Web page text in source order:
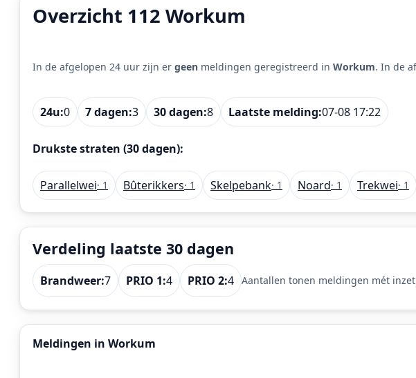
Overzicht 112 Workum
In de afgelopen 24 uur zijn er geen meldingen geregistreerd in Workum. In de
24u:0 7 dagen:3 30 dagen:8 Laatste melding:07-08 17:22
Drukste straten (30 dagen):
Parallelwei· 1 Bûterikkers· 1 Skelpebank· 1 Noard· 1 Trekwei· 1
Verdeling laatste 30 dagen
Brandweer:7 PRIO 1:4 PRIO 2:4 Aantallen tonen meldingen mét
Meldingen in Workum